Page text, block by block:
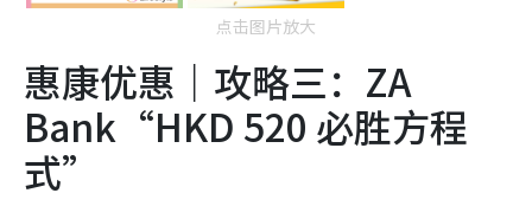
点击图片放大
惠康优惠｜攻略三：ZA
Bank“HKD 520 必胜方程
式”